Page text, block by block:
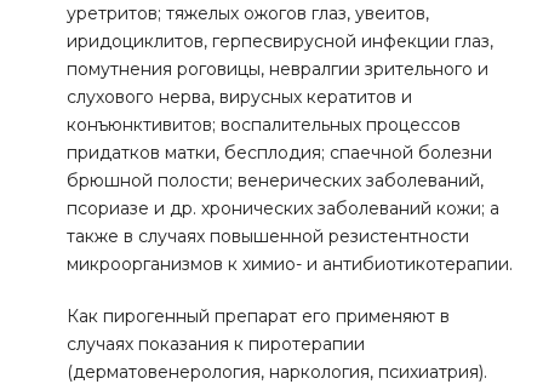
уретритов; тяжелых ожогов глаз, увеитов,
иридоциклитов, герпесвирусной инфекции глаз,
помутнения роговицы, невралгии зрительного и
слухового нерва, вирусных кератитов и
конъюнктивитов; воспалительных процессов
придатков матки, бесплодия; спаечной болезни
брюшной полости; венерических заболеваний,
псориазе и др. хронических заболеваний кожи; а
также в случаях повышенной резистентности
микроорганизмов к химио- и антибиотикотерапии.
Как пирогенный препарат его применяют в
случаях показания к пиротерапии
(дерматовенерология, наркология, психиатрия).